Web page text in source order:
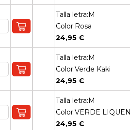
Talla letra:M
Color:Rosa
24,95 €
Talla letra:M
Color:Verde Kaki
24,95 €
Talla letra:M
Color:VERDE LIQUEN
24,95 €